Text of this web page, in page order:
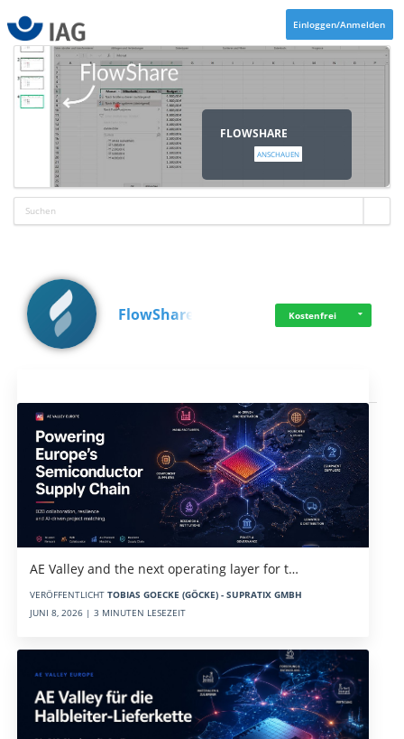
Einloggen/Anmelden
FLOWSHARE
ANSCHAUEN
FlowShare Kostenfrei
AE Valley and the next operating layer for t…
VERÖFFENTLICHT TOBIAS GOECKE (GÖCKE) - SUPRATIX GMBH
JUNI 8, 2026 | 3 MINUTEN LESEZEIT